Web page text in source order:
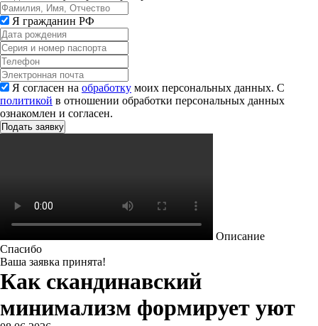
Я гражданин РФ
Я согласен на обработку моих персональных данных. С
политикой в отношении обработки персональных данных
ознакомлен и согласен.
Описание
Спасибо
Ваша заявка принята!
Как скандинавский
минимализм формирует уют